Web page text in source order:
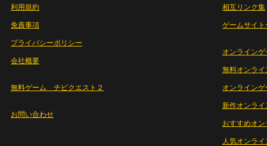
利用規約
免責事項
プライバシーポリシー
会社概要
無料ゲーム チビクエスト２
お問い合わせ
相互リンク集
ゲームサイト
オンラインゲ
無料オンライ
オンライン
新作オンライ
おすすめオ
人気オンラ